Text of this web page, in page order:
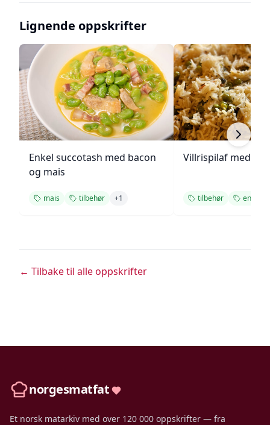
Lignende oppskrifter
Enkel succotash med bacon
og mais
mais tilbehør +1
Villrispilaf med
tilbehør enkel
← Tilbake til alle oppskrifter
norgesmatfat
Et norsk matarkiv med over 120 000 oppskrifter — fra